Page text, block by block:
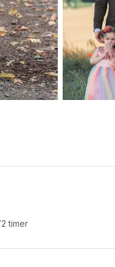
timer